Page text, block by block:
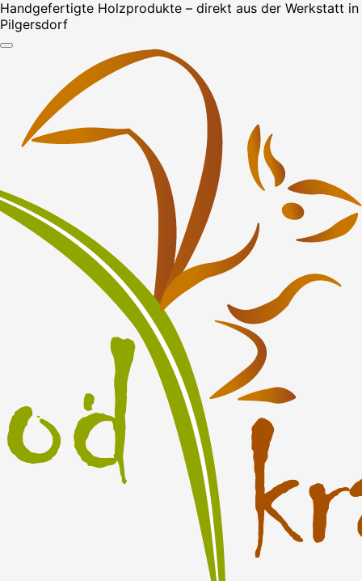
Handgefertigte Holzprodukte – direkt aus der Werkstatt in
Pilgersdorf